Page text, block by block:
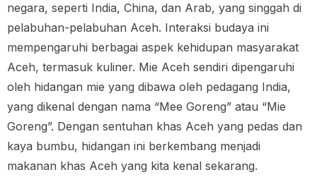
negara, seperti India, China, dan Arab, yang singgah di
pelabuhan-pelabuhan Aceh. Interaksi budaya ini
mempengaruhi berbagai aspek kehidupan masyarakat
Aceh, termasuk kuliner. Mie Aceh sendiri dipengaruhi
oleh hidangan mie yang dibawa oleh pedagang India,
yang dikenal dengan nama “Mee Goreng” atau “Mie
Goreng”. Dengan sentuhan khas Aceh yang pedas dan
kaya bumbu, hidangan ini berkembang menjadi
makanan khas Aceh yang kita kenal sekarang.